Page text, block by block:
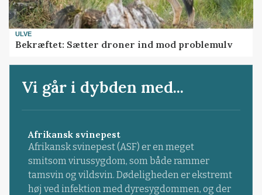
ULVE
Bekræftet: Sætter droner ind mod problemulv
Vi går i dybden med...
Afrikansk svinepest
Afrikansk svinepest (ASF) er en meget
smitsom virussygdom, som både rammer
tamsvin og vildsvin. Dødeligheden er ekstremt
høj ved infektion med dyresygdommen, og der